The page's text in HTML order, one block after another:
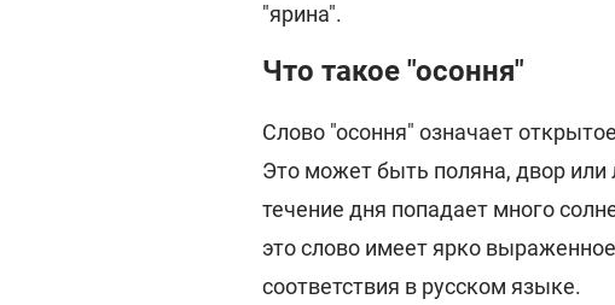
"ярина".
Что такое "осоння"
Слово "осоння" означает
Это может быть поляна, двор или
течение дня попадает много
это слово имеет ярко
соответствия в русском языке.